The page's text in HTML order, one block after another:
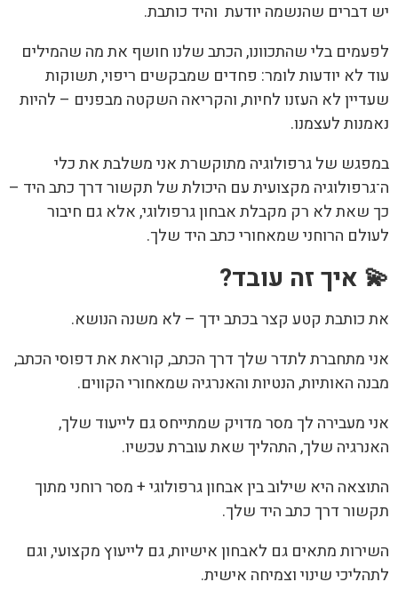
שהנשמה יודעת והיד כותבת.
בלי שהתכוונו, הכתב שלנו חושף את מה שהמילים
לא יודעות לומר: פחדים שמבקשים ריפוי, תשוקות
לא העזנו לחיות, והקריאה השקטה מבפנים – להיות
לעצמנו.
של גרפולוגיה מתוקשרת אני משלבת את כלי
מקצועית עם היכולת של תקשור דרך כתב היד –
לא רק מקבלת אבחון גרפולוגי, אלא גם חיבור
הרוחני שמאחורי כתב היד שלך.
איך זה עובד?
קטע קצר בכתב ידך – לא משנה הנושא.
מתחברת לתדר שלך דרך הכתב, קוראת את דפוסי הכתב,
האותיות, הנטיות והאנרגיה שמאחורי הקווים.
מעבירה לך מסר מדויק שמתייחס גם לייעוד שלך,
שלך, התהליך שאת עוברת עכשיו.
היא שילוב בין אבחון גרפולוגי + מסר רוחני מתוך
דרך כתב היד שלך.
מתאים גם לאבחון אישיות, גם לייעוץ מקצועי, וגם
שינוי וצמיחה אישית.